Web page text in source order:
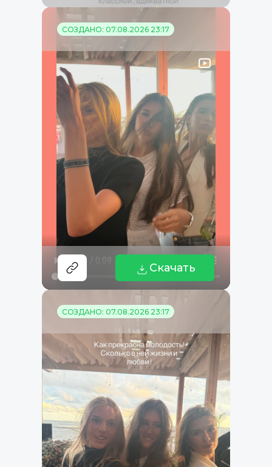
СОЗДАНО: 07.08.2026 23:17
Скачать
СОЗДАНО: 07.08.2026 23:17